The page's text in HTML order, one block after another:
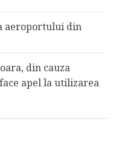
aeroportului din
din cauza
apel la utilizarea